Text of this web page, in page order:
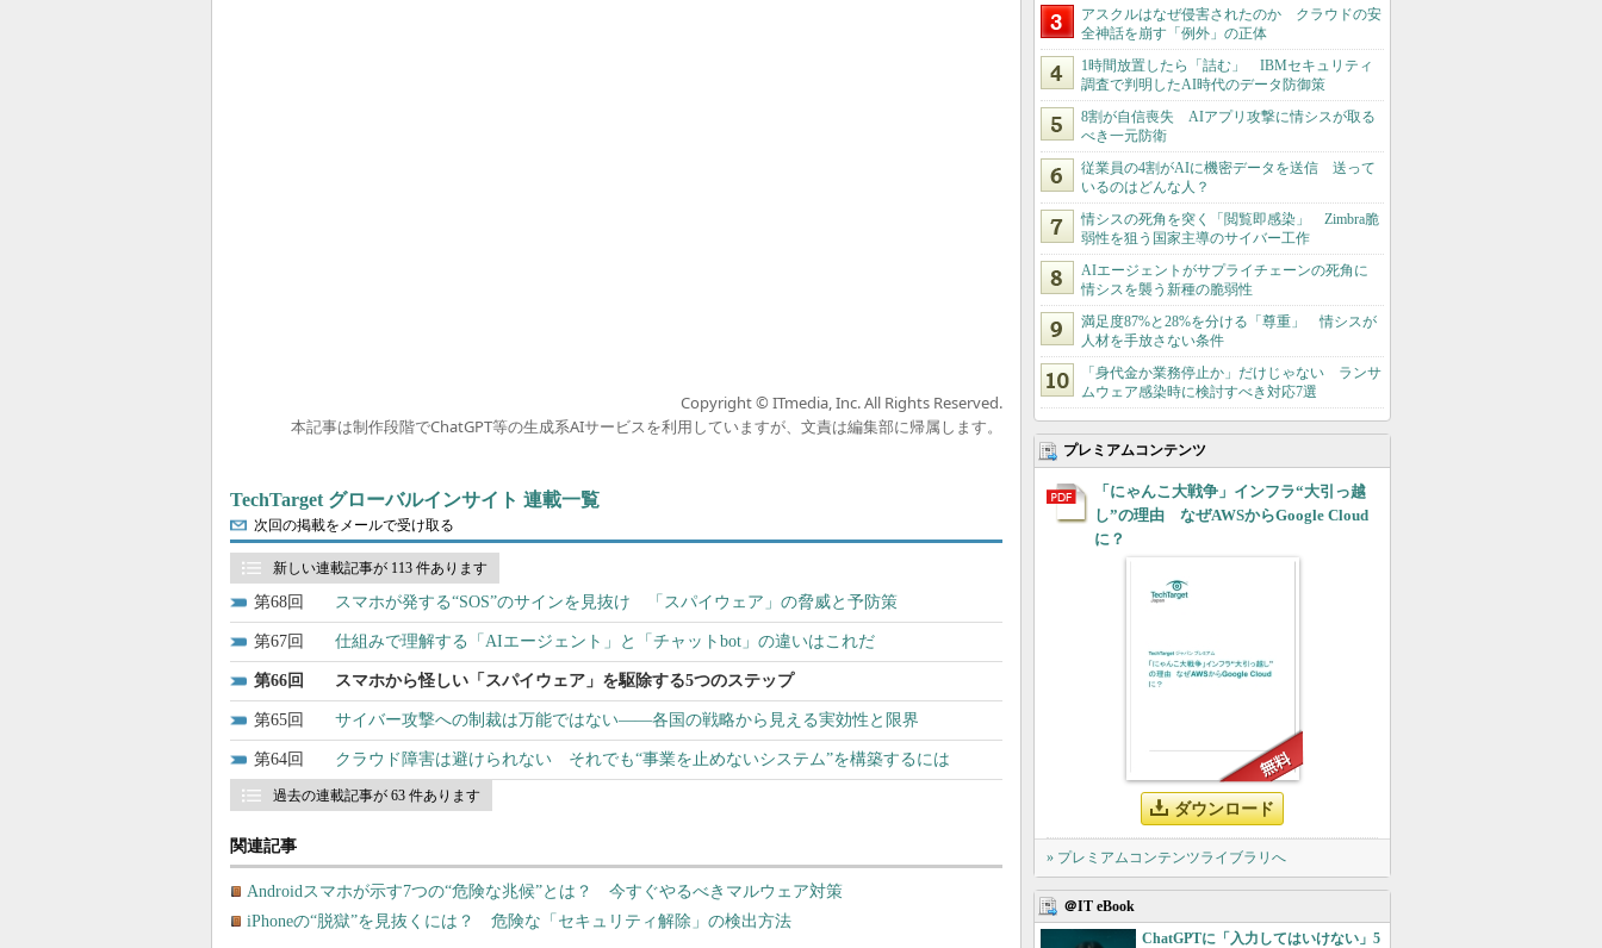
Copyright © ITmedia, Inc. All Rights Reserved.
本記事は制作段階でChatGPT等の生成系AIサービスを利用していますが、文責は編集部に帰属します。
TechTarget グローバルインサイト 連載一覧
次回の掲載をメールで受け取る
新しい連載記事が 113 件あります
68 スマホが発する“SOS”のサインを見抜け 「スパイウェア」の脅威と予防策
67 仕組みで理解する「AIエージェント」と「チャットbot」の違いはこれだ
66 スマホから怪しい「スパイウェア」を駆除する5つのステップ
65 サイバー攻撃への制裁は万能ではない――各国の戦略から見える実効性と限界
64 クラウド障害は避けられない それでも“事業を止めないシステム”を構築するには
過去の連載記事が 63 件あります
関連記事
Androidスマホが示す7つの“危険な兆候”とは？ 今すぐやるべきマルウェア対策
iPhoneの“脱獄”を見抜くには？ 危険な「セキュリティ解除」の検出方法
アスクルはなぜ侵害されたのか クラウドの安
全神話を崩す「例外」の正体
1時間放置したら「詰む」 IBMセキュリティ
調査で判明したAI時代のデータ防御策
8割が自信喪失 AIアプリ攻撃に情シスが取る
べき一元防衛
従業員の4割がAIに機密データを送信 送って
いるのはどんな人？
情シスの死角を突く「閲覧即感染」 Zimbra脆
弱性を狙う国家主導のサイバー工作
AIエージェントがサプライチェーンの死角に
情シスを襲う新種の脆弱性
満足度87%と28%を分ける「尊重」 情シスが
人材を手放さない条件
「身代金か業務停止か」だけじゃない ランサ
ムウェア感染時に検討すべき対応7選
プレミアムコンテンツ
「にゃんこ大戦争」インフラ“大引っ越
し”の理由 なぜAWSからGoogle Cloud
に？
ダウンロード
» プレミアムコンテンツライブラリへ
＠IT eBook
ChatGPTに「入力してはいけない」5